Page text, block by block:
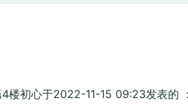
4楼初心于2022-11-15 09:23发表的 :